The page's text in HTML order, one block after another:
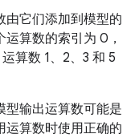
由它们添加到模型的
算数的索引为 0，
算数 1、2、3 和 5
型输出运算数可能是
运算数时使用正确的